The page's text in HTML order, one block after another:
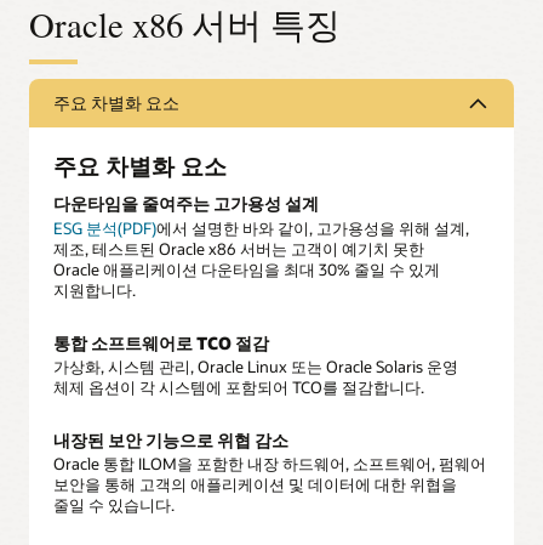
Oracle x86 서버 특징
주요 차별화 요소
주요 차별화 요소
다운타임을 줄여주는 고가용성 설계
ESG 분석(PDF)에서 설명한 바와 같이, 고가용성을 위해 설계,
제조, 테스트된 Oracle x86 서버는 고객이 예기치 못한
Oracle 애플리케이션 다운타임을 최대 30% 줄일 수 있게
지원합니다.
통합 소프트웨어로 TCO 절감
가상화, 시스템 관리, Oracle Linux 또는 Oracle Solaris 운영
체제 옵션이 각 시스템에 포함되어 TCO를 절감합니다.
내장된 보안 기능으로 위협 감소
Oracle 통합 ILOM을 포함한 내장 하드웨어, 소프트웨어, 펌웨어
보안을 통해 고객의 애플리케이션 및 데이터에 대한 위협을
줄일 수 있습니다.